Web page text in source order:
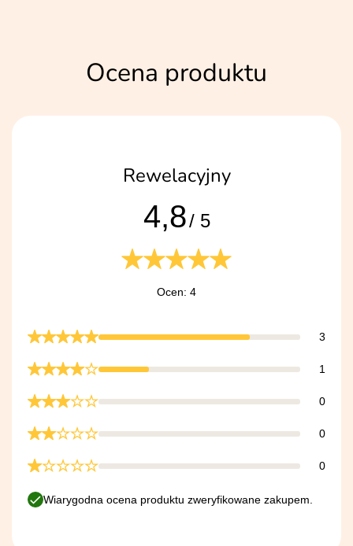
Ocena produktu
Rewelacyjny
4,8/ 5
Ocen: 4
3
1
0
0
0
Wiarygodna ocena produktu zweryfikowane zakupem.